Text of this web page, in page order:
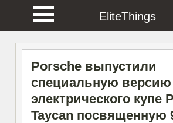
EliteThings
Porsche выпустили
специальную версию
электрического купе
Taycan посвященную